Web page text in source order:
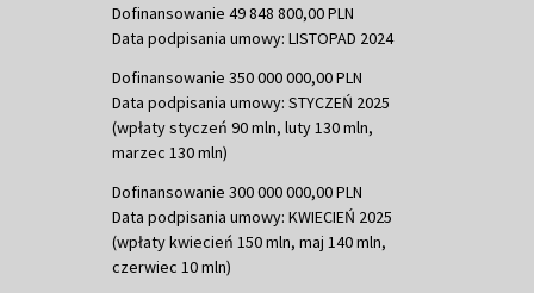
Dofinansowanie 49 848 800,00 PLN
Data podpisania umowy: LISTOPAD 2024
Dofinansowanie 350 000 000,00 PLN
Data podpisania umowy: STYCZEŃ 2025
(wpłaty styczeń 90 mln, luty 130 mln,
marzec 130 mln)
Dofinansowanie 300 000 000,00 PLN
Data podpisania umowy: KWIECIEŃ 2025
(wpłaty kwiecień 150 mln, maj 140 mln,
czerwiec 10 mln)